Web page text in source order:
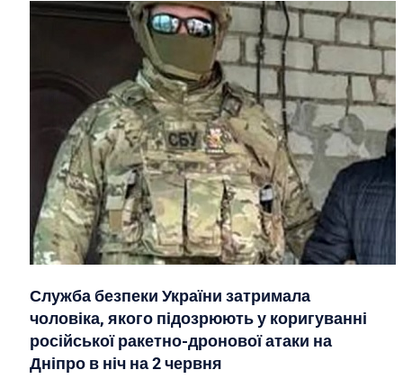
Служба безпеки України затримала
чоловіка, якого підозрюють у коригуванні
російської ракетно-дронової атаки на
Дніпро в ніч на 2 червня